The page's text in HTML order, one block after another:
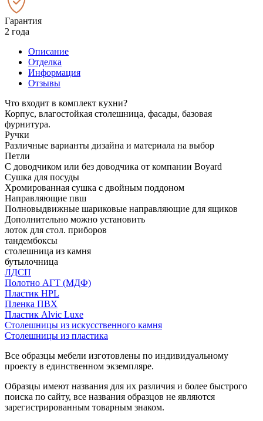
Гарантия
2 года
Описание
Отделка
Информация
Отзывы
Что входит в комплект кухни?
Корпус, влагостойкая столешница, фасады, базовая
фурнитура.
Ручки
Различные варианты дизайна и материала на выбор
Петли
С доводчиком или без доводчика от компании Boyard
Сушка для посуды
Хромированная сушка с двойным поддоном
Направляющие пвш
Полновыдвижные шариковые направляющие для ящиков
Дополнительно можно установить
лоток для стол. приборов
тандембоксы
столешница из камня
бутылочница
ЛДСП
Полотно АГТ (МДФ)
Пластик HPL
Пленка ПВХ
Пластик Alvic Luxe
Столешницы из искусственного камня
Столешницы из пластика
Все образцы мебели изготовлены по индивидуальному
проекту в единственном экземпляре.
Образцы имеют названия для их различия и более быстрого
поиска по сайту, все названия образцов не являются
зарегистрированным товарным знаком.